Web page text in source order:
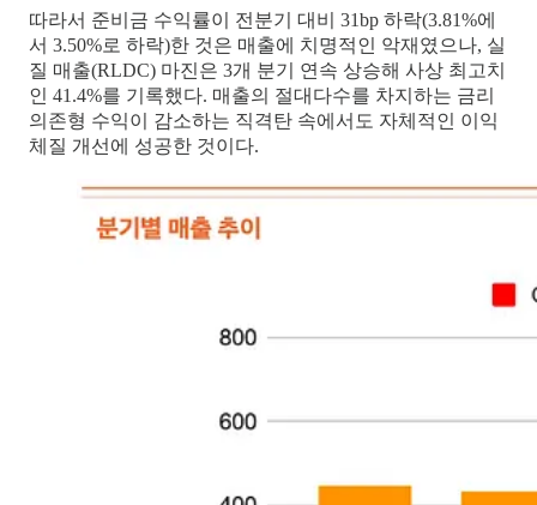
따라서 준비금 수익률이 전분기 대비 31bp 하락(3.81%에
서 3.50%로 하락)한 것은 매출에 치명적인 악재였으나, 실
질 매출(RLDC) 마진은 3개 분기 연속 상승해 사상 최고치
인 41.4%를 기록했다. 매출의 절대다수를 차지하는 금리
의존형 수익이 감소하는 직격탄 속에서도 자체적인 이익
체질 개선에 성공한 것이다.